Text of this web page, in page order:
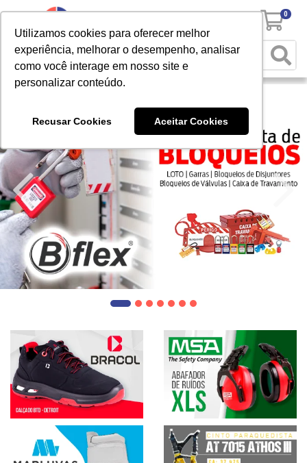
Utilizamos cookies para oferecer melhor
experiência, melhorar o desempenho, analisar
como você interage em nosso site e
personalizar conteúdo.
Recusar Cookies Aceitar Cookies
0